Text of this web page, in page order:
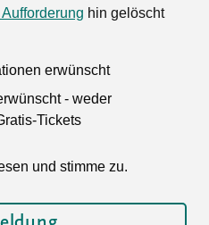
hin gelöscht
erwünscht
- weder
Tickets
und stimme zu.